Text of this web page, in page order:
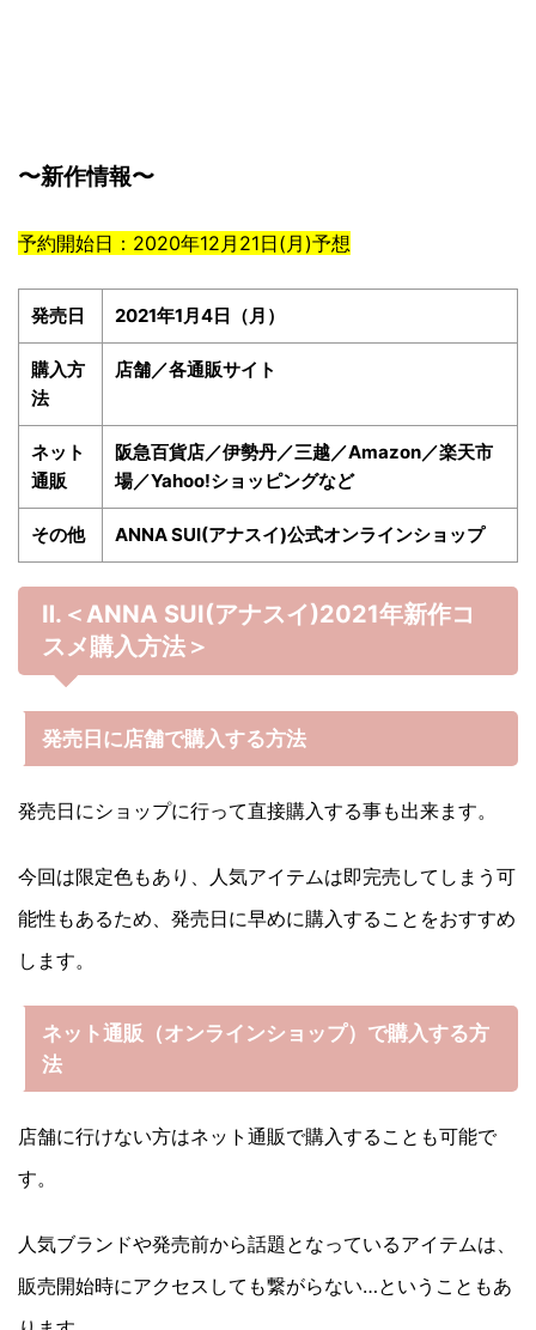
〜新作情報〜
予約開始日：2020年12月21日(月)予想
発売日 2021年1月4日（月）
購入方
法
店舗／各通販サイト
ネット
通販
阪急百貨店／伊勢丹／三越／Amazon／楽天市
場／Yahoo!ショッピングなど
その他 ANNA SUI(アナスイ)公式オンラインショップ
Ⅱ.＜ANNA SUI(アナスイ)2021年新作コ
スメ購入方法＞
発売日に店舗で購入する方法
発売日にショップに行って直接購入する事も出来ます。
今回は限定色もあり、人気アイテムは即完売してしまう可
能性もあるため、発売日に早めに購入することをおすすめ
します。
ネット通販（オンラインショップ）で購入する方
法
店舗に行けない方はネット通販で購入することも可能で
す。
人気ブランドや発売前から話題となっているアイテムは、
販売開始時にアクセスしても繋がらない…ということもあ